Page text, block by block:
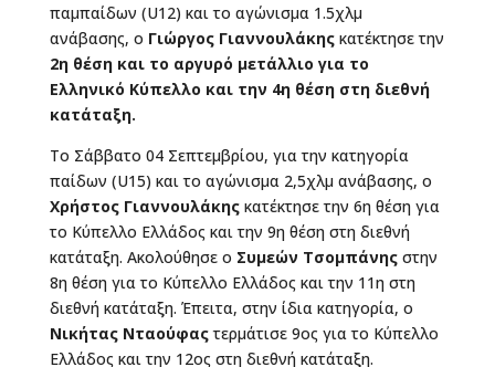
παμπαίδων (U12) και το αγώνισμα 1.5χλμ
ανάβασης, ο Γιώργος Γιαννουλάκηςκατέκτησε την
2η θέση και το αργυρό μετάλλιο για το
Ελληνικό Κύπελλο και την 4η θέση στη διεθνή
κατάταξη.
Το Σάββατο 04 Σεπτεμβρίου, για την κατηγορία
παίδων (U15) και το αγώνισμα 2,5χλμ ανάβασης, o
Χρήστος Γιαννουλάκηςκατέκτησε την 6η θέση για
το Κύπελλο Ελλάδος και την 9η θέση στη διεθνή
κατάταξη. Ακολούθησε ο Συμεών Τσομπάνηςστην
8η θέση για το Κύπελλο Ελλάδος και την 11η στη
διεθνή κατάταξη. Έπειτα, στην ίδια κατηγορία, ο
Νικήτας Νταούφαςτερμάτισε 9ος για το Κύπελλο
Ελλάδος και την 12ος στη διεθνή κατάταξη.